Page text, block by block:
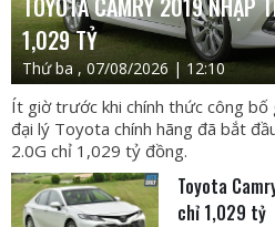
1,029 TỶ
Thứ ba , 07/08/2026 | 12:10
Ít giờ trước khi chính thức công
đại lý Toyota chính hãng đã bắt
2.0G chỉ 1,029 tỷ đồng.
Toyota
chỉ 1,029 tỷ